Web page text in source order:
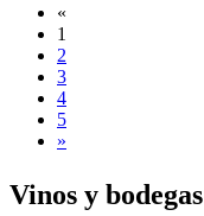
«
1
2
3
4
5
»
Vinos y bodegas